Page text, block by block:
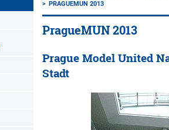
PRAGUEMUN 2013
PragueMUN 2013
Prague Model United
Stadt